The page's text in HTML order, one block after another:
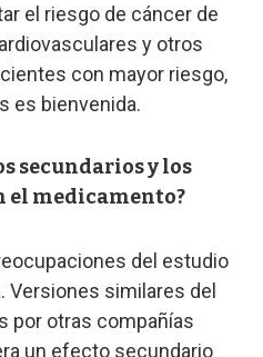
el riesgo de cáncer de
y otros
con mayor riesgo,
es bienvenida.
secundarios y los
el medicamento?
del estudio
Versiones similares del
por otras compañías
un efecto secundario